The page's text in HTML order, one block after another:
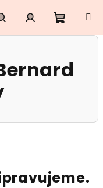
HledatPřihlášení
košík